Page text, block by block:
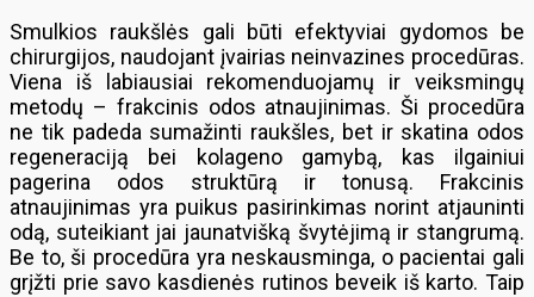
Smulkios raukšlės gali būti efektyviai gydomos be
chirurgijos, naudojant įvairias neinvazines procedūras.
Viena iš labiausiai rekomenduojamų ir veiksmingų
metodų – frakcinis odos atnaujinimas. Ši procedūra
ne tik padeda sumažinti raukšles, bet ir skatina odos
regeneraciją bei kolageno gamybą, kas ilgainiui
pagerina odos struktūrą ir tonusą. Frakcinis
atnaujinimas yra puikus pasirinkimas norint atjauninti
odą, suteikiant jai jaunatvišką švytėjimą ir stangrumą.
Be to, ši procedūra yra neskausminga, o pacientai gali
grįžti prie savo kasdienės rutinos beveik iš karto. Taip